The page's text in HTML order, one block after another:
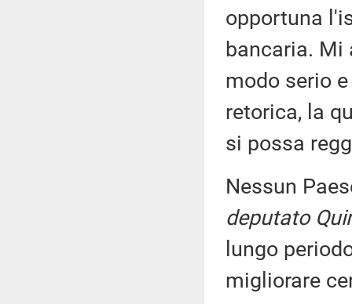
opportuna
bancaria. Mi
modo serio
retorica, la
si possa
Nessun
deputato
lungo
migliorare